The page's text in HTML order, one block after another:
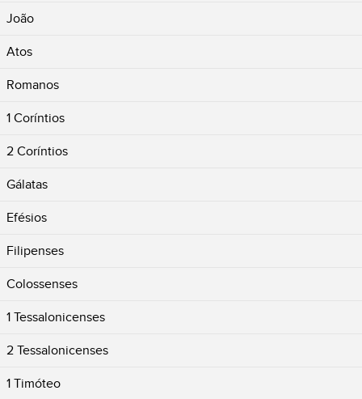
João
Atos
Romanos
1 Coríntios
2 Coríntios
Gálatas
Efésios
Filipenses
Colossenses
1 Tessalonicenses
2 Tessalonicenses
1 Timóteo